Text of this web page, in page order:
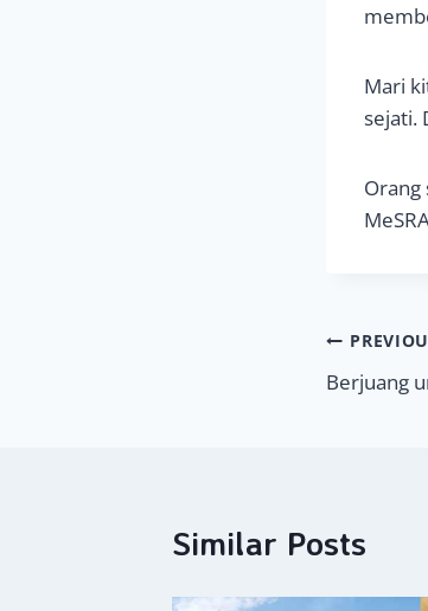
Mari
sejati.
Orang
pos
Berjuang
Similar Posts